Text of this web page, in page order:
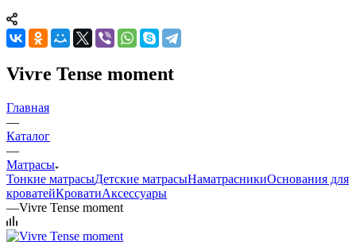
Vivre Tense moment
Главная
—
Каталог
—
Матрасы
Тонкие матрасыДетские матрасыНаматрасникиОснования для
кроватейКроватиАксессуары
—Vivre Tense moment